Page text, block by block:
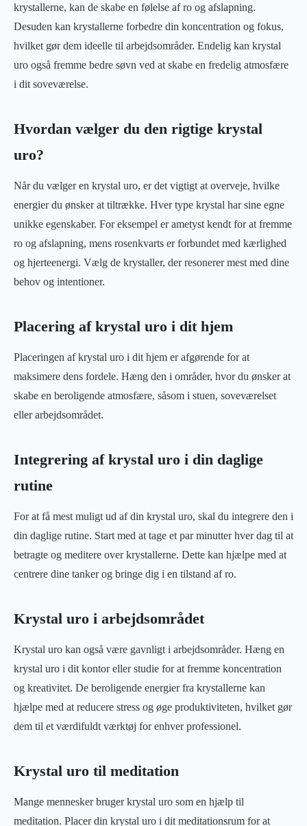
krystallerne, kan de skabe en følelse af ro og afslapning.
Desuden kan krystallerne forbedre din koncentration og fokus,
hvilket gør dem ideelle til arbejdsområder. Endelig kan krystal
uro også fremme bedre søvn ved at skabe en fredelig atmosfære
i dit soveværelse.
Hvordan vælger du den rigtige krystal
uro?
Når du vælger en krystal uro, er det vigtigt at overveje, hvilke
energier du ønsker at tiltrække. Hver type krystal har sine egne
unikke egenskaber. For eksempel er ametyst kendt for at fremme
ro og afslapning, mens rosenkvarts er forbundet med kærlighed
og hjerteenergi. Vælg de krystaller, der resonerer mest med dine
behov og intentioner.
Placering af krystal uro i dit hjem
Placeringen af krystal uro i dit hjem er afgørende for at
maksimere dens fordele. Hæng den i områder, hvor du ønsker at
skabe en beroligende atmosfære, såsom i stuen, soveværelset
eller arbejdsområdet.
Integrering af krystal uro i din daglige
rutine
For at få mest muligt ud af din krystal uro, skal du integrere den i
din daglige rutine. Start med at tage et par minutter hver dag til at
betragte og meditere over krystallerne. Dette kan hjælpe med at
centrere dine tanker og bringe dig i en tilstand af ro.
Krystal uro i arbejdsområdet
Krystal uro kan også være gavnligt i arbejdsområder. Hæng en
krystal uro i dit kontor eller studie for at fremme koncentration
og kreativitet. De beroligende energier fra krystallerne kan
hjælpe med at reducere stress og øge produktiviteten, hvilket gør
dem til et værdifuldt værktøj for enhver professionel.
Krystal uro til meditation
Mange mennesker bruger krystal uro som en hjælp til
meditation. Placer din krystal uro i dit meditationsrum for at